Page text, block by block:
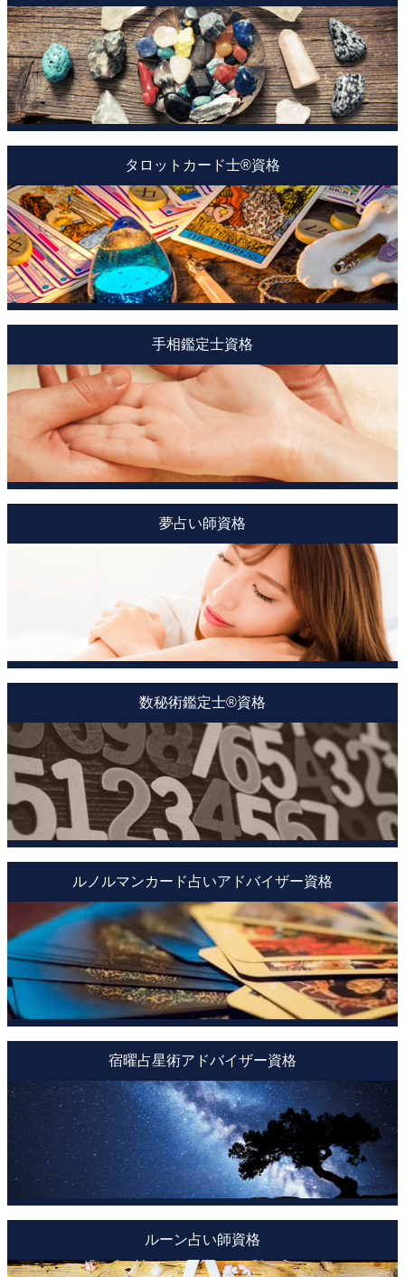
タロットカード士®資格
手相鑑定士資格
夢占い師資格
数秘術鑑定士®資格
ルノルマンカード占いアドバイザー資格
宿曜占星術アドバイザー資格
ルーン占い師資格